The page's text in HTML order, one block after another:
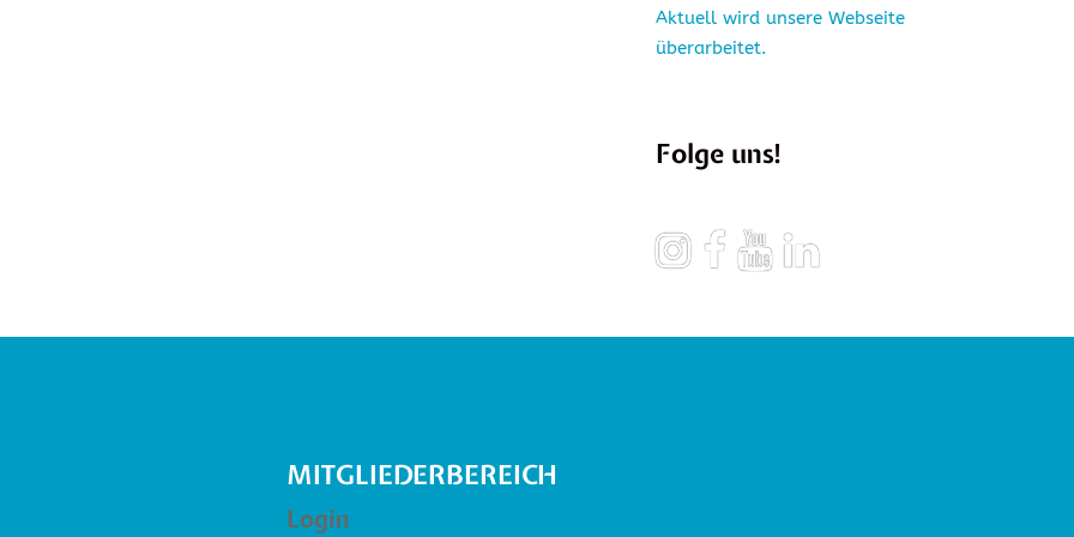
Aktuell wird unsere Webseite
überarbeitet.
Folge uns!
Instagram
FacebookYouTube
MITGLIEDERBEREICH
Login